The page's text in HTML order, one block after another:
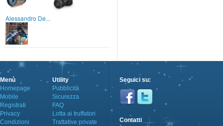
Alessandro De...
Menù
Homepage
Mobile
Registrati
Privacy
Condizioni
Utility
Pubblicità
Sicurezza
FAQ
Lotta ai truffatori
Trattative private
Seguici su:
Contatti